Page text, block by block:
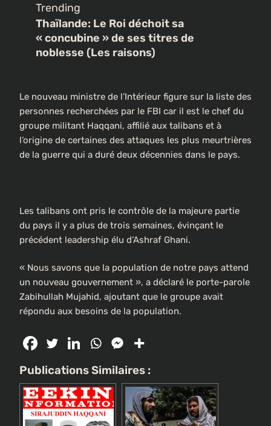
Trending
Thaïlande: Le Roi déchoit sa
« concubine » de ses titres de
noblesse (Les raisons)
Le nouveau ministre de l’Intérieur figure sur la liste des
personnes recherchées par le FBI car il est le chef du
groupe militant Haqqani, affilié aux talibans et à
l’origine de certaines des attaques les plus meurtrières
de la guerre qui a duré deux décennies dans le pays.
Les talibans ont pris le contrôle de la majeure partie
du pays il y a plus de trois semaines, évinçant le
précédent leadership élu d’Ashraf Ghani.
« Nous savons que la population de notre pays attend
un nouveau gouvernement », a déclaré le porte-parole
Zabihullah Mujahid, ajoutant que le groupe avait
répondu aux besoins de la population.
Publications Similaires :